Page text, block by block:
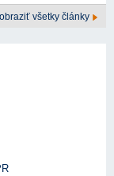
všetky články